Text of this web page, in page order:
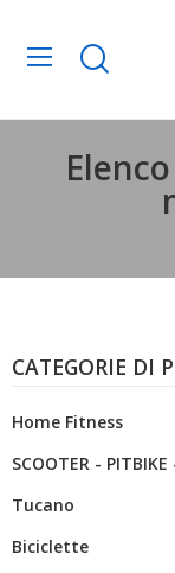
CATEGORIE DI
Home Fitness
SCOOTER - PITBIKE
Tucano
Biciclette